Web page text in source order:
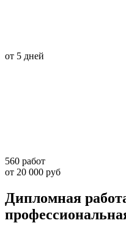
от 5 дней
560 работ
от 20 000 руб
Дипломная